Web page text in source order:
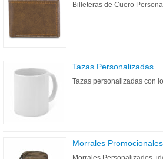
Billeteras de Cuero
Tazas Personalizadas
Tazas personalizadas con
Morrales Promocionales